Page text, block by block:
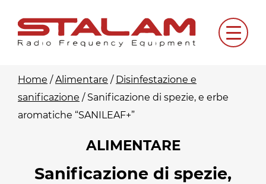
content
Menu
Home /Alimentare / Disinfestazione e
sanificazione / Sanificazione di spezie, e erbe
aromatiche “SANILEAF+”
ALIMENTARE
Sanificazione di spezie,